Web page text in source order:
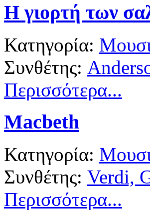
Η γιορτή των
Κατηγορία:
Συνθέτης:
Περισσότερα...
Macbeth
Κατηγορία:
Συνθέτης: Verdi,
Περισσότερα...